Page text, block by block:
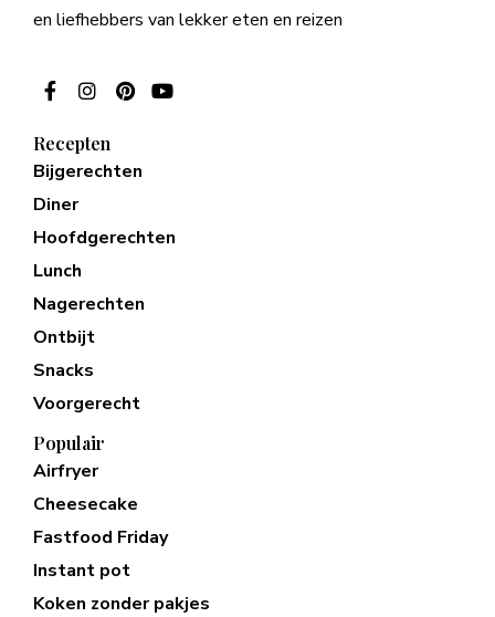
en liefhebbers van lekker eten en reizen
Recepten
Bijgerechten
Diner
Hoofdgerechten
Lunch
Nagerechten
Ontbijt
Snacks
Voorgerecht
Populair
Airfryer
Cheesecake
Fastfood Friday
Instant pot
Koken zonder pakjes